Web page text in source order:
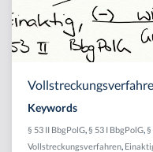
Keywords
§ 53 II BbgPolG § 53 I BbgPolG §
Vollstreckungsverfahren